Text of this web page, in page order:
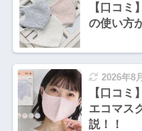
【口コミ
の使い方
2026年8
【口コ
エコマス
説！！